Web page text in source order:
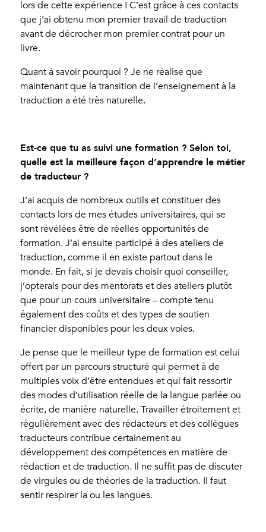
lors de cette expérience ! C’est grâce à ces contacts
que j’ai obtenu mon premier travail de traduction
avant de décrocher mon premier contrat pour un
livre.
Quant à savoir pourquoi ? Je ne réalise que
maintenant que la transition de l’enseignement à la
traduction a été très naturelle.
Est-ce que tu as suivi une formation ? Selon toi,
quelle est la meilleure façon d’apprendre le métier
de traducteur ?
J’ai acquis de nombreux outils et constituer des
contacts lors de mes études universitaires, qui se
sont révélées être de réelles opportunités de
formation. J’ai ensuite participé à des ateliers de
traduction, comme il en existe partout dans le
monde. En fait, si je devais choisir quoi conseiller,
j’opterais pour des mentorats et des ateliers plutôt
que pour un cours universitaire – compte tenu
également des coûts et des types de soutien
financier disponibles pour les deux voies.
Je pense que le meilleur type de formation est celui
offert par un parcours structuré qui permet à de
multiples voix d’être entendues et qui fait ressortir
des modes d’utilisation réelle de la langue parlée ou
écrite, de manière naturelle. Travailler étroitement et
régulièrement avec des rédacteurs et des collègues
traducteurs contribue certainement au
développement des compétences en matière de
rédaction et de traduction. Il ne suffit pas de discuter
de virgules ou de théories de la traduction. Il faut
sentir respirer la ou les langues.